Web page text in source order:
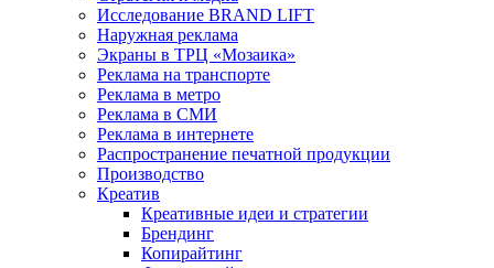
Исследование BRAND LIFT
Наружная реклама
Экраны в ТРЦ «Мозаика»
Реклама на транспорте
Реклама в метро
Реклама в СМИ
Реклама в интернете
Распространение печатной продукции
Производство
Креатив
Креативные идеи и стратегии
Брендинг
Копирайтинг